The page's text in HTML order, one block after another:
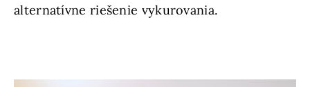
alternatívne riešenie vykurovania.